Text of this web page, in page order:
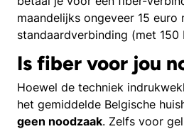
maandelijks ongeveer 15 euro
standaardverbinding (met 150
Is fiber voor jou
Hoewel de techniek
het gemiddelde Belgische
geen noodzaak. Zelfs voor